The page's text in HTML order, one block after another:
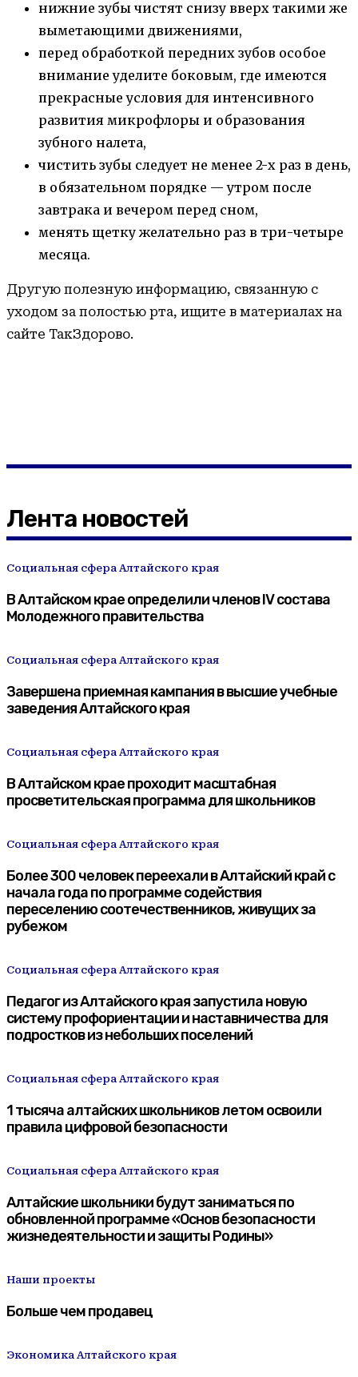
нижние зубы чистят снизу вверх такими же
выметающими движениями,
перед обработкой передних зубов особое
внимание уделите боковым, где имеются
прекрасные условия для интенсивного
развития микрофлоры и образования
зубного налета,
чистить зубы следует не менее 2-х раз в день,
в обязательном порядке — утром после
завтрака и вечером перед сном,
менять щетку желательно раз в три-четыре
месяца.
Другую полезную информацию, связанную с
уходом за полостью рта, ищите в материалах на
сайте ТакЗдорово.
Лента новостей
Социальная сфера Алтайского края
В Алтайском крае определили членов IV состава
Молодежного правительства
Социальная сфера Алтайского края
Завершена приемная кампания в высшие учебные
заведения Алтайского края
Социальная сфера Алтайского края
В Алтайском крае проходит масштабная
просветительская программа для школьников
Социальная сфера Алтайского края
Более 300 человек переехали в Алтайский край с
начала года по программе содействия
переселению соотечественников, живущих за
рубежом
Социальная сфера Алтайского края
Педагог из Алтайского края запустила новую
систему профориентации и наставничества для
подростков из небольших поселений
Социальная сфера Алтайского края
1 тысяча алтайских школьников летом освоили
правила цифровой безопасности
Социальная сфера Алтайского края
Алтайские школьники будут заниматься по
обновленной программе «Основ безопасности
жизнедеятельности и защиты Родины»
Наши проекты
Больше чем продавец
Экономика Алтайского края